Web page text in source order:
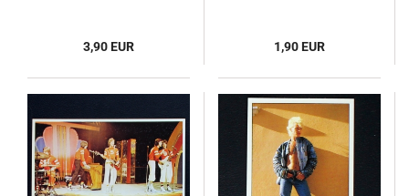
3,90 EUR 1,90 EUR